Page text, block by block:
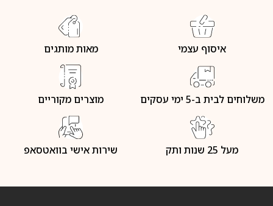
איסוף עצמי מאות מותגים
משלוחים לבית ב-5 ימי עסקים מוצרים מקוריים
מעל 25 שנות ותק שירות אישי בוואטסאפ